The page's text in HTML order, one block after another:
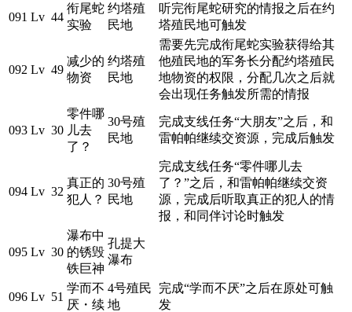
091 Lv 44
衔尾蛇
实验
约塔殖
民地
听完衔尾蛇研究的情报之后在约
塔殖民地可触发
092 Lv 49
减少的
物资
约塔殖
民地
需要先完成衔尾蛇实验获得给其
他殖民地的军务长分配约塔殖民
地物资的权限，分配几次之后就
会出现任务触发所需的情报
093 Lv 30
零件哪
儿去
了？
30号殖
民地
完成支线任务“大朋友”之后，和
雷帕帕继续交资源，完成后触发
094 Lv 32
真正的
犯人？
30号殖
民地
完成支线任务“零件哪儿去
了？”之后，和雷帕帕继续交资
源，完成后听取真正的犯人的情
报，和同伴讨论时触发
095 Lv 30
瀑布中
的锈毁
铁巨神
孔提大
瀑布
096 Lv 51
学而不
厌・续
4号殖民
地
完成“学而不厌”之后在原处可触
发